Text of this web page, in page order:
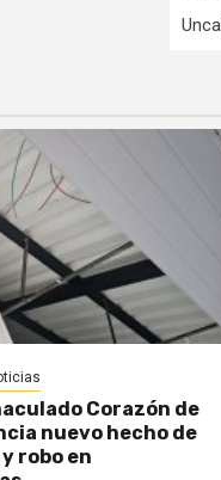
Corazón de
nuevo hecho de
robo en